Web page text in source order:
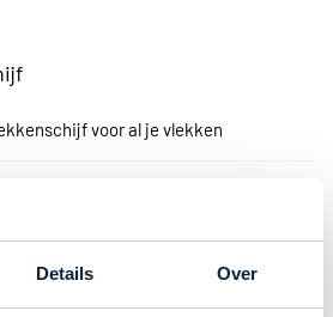
Details Over
voor al je vlekken
James zijn bij ons verkrijgbaar!